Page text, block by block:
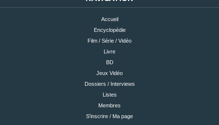
Accueil
Encyclopédie
Film / Série / Vidéo
Livre
BD
Jeux Vidéo
Dossiers / Interviews
Listes
Membres
S'inscrire / Ma page